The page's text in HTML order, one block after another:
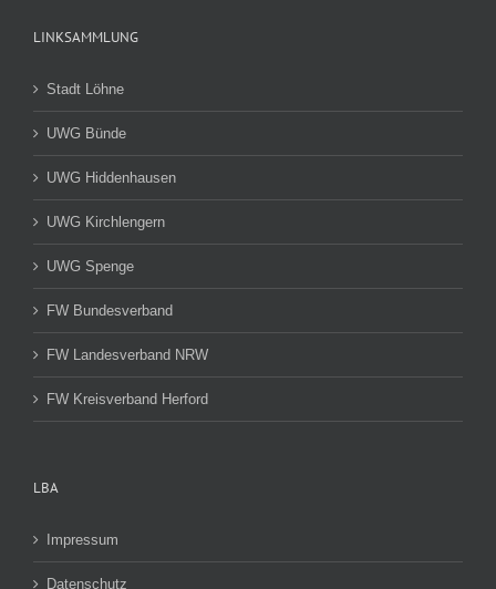
LINKSAMMLUNG
Stadt Löhne
UWG Bünde
UWG Hiddenhausen
UWG Kirchlengern
UWG Spenge
FW Bundesverband
FW Landesverband NRW
FW Kreisverband Herford
LBA
Impressum
Datenschutz